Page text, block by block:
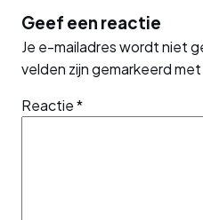
Geef een reactie
Je e-mailadres wordt niet
velden zijn gemarkeerd met
Reactie*